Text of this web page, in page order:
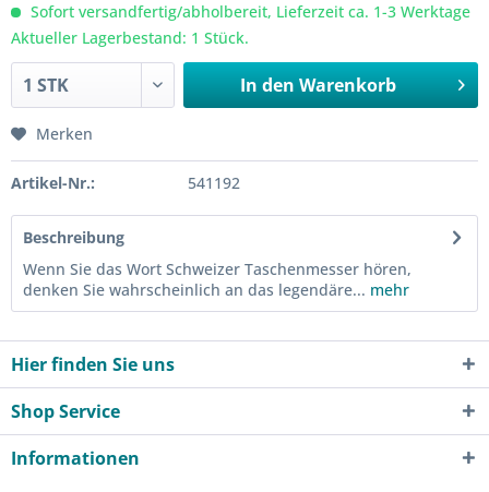
Sofort versandfertig/abholbereit, Lieferzeit ca. 1-3 Werktage
Aktueller Lagerbestand: 1 Stück.
In den Warenkorb
Merken
Artikel-Nr.: 541192
Beschreibung
Wenn Sie das Wort Schweizer Taschenmesser hören,
denken Sie wahrscheinlich an das legendäre... mehr
Hier finden Sie uns
Shop Service
Informationen